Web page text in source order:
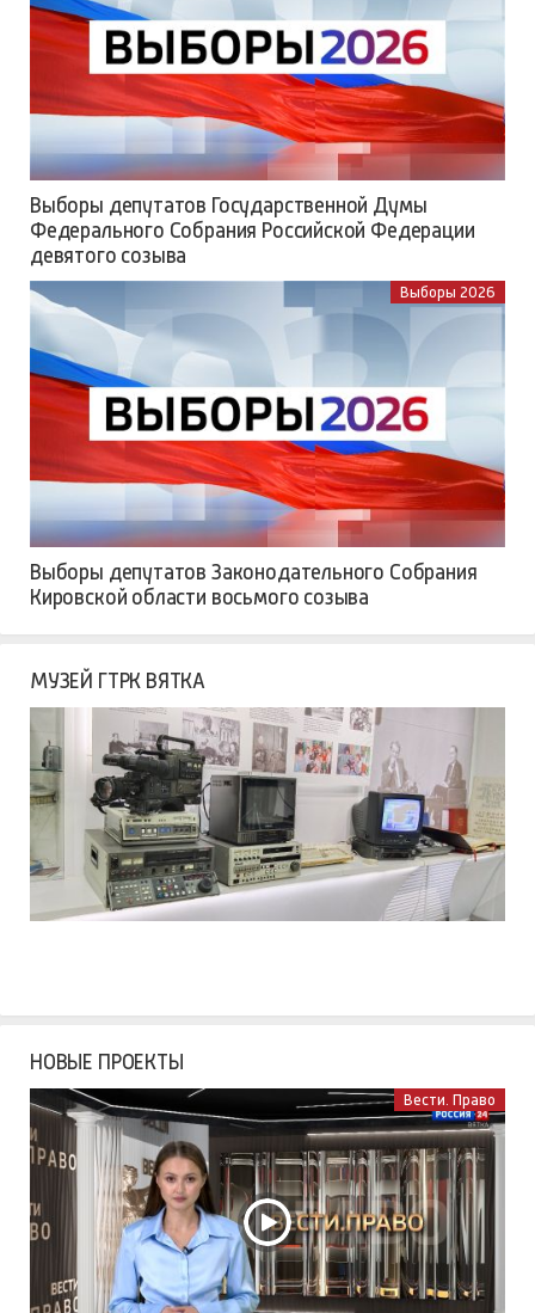
Выборы депутатов Государственной Думы
Федерального Собрания Российской Федерации
девятого созыва
Выборы 2026
Выборы депутатов Законодательного Собрания
Кировской области восьмого созыва
МУЗЕЙ ГТРК ВЯТКА
НОВЫЕ ПРОЕКТЫ
Вести. Право